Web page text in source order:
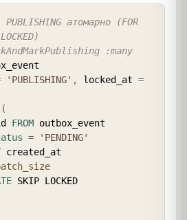
атомарно (FOR
:many
'PUBLISHING' , locked_at =
(
FROM outbox_event
=
'PENDING'
created_at